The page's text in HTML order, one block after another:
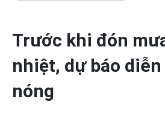
Trước khi đón
nhiệt, dự báo
nóng